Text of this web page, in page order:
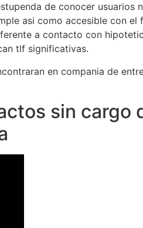
de conocer usuarios
asi como accesible con el
a contacto con
tlf significativas.
en compania de
sin cargo